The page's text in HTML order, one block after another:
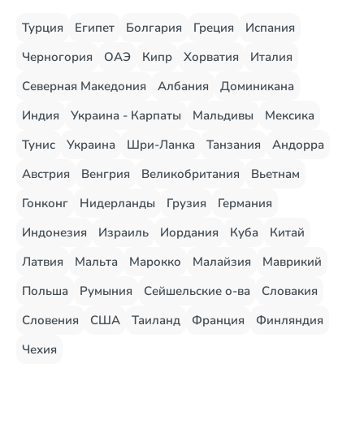
Турция Египет Болгария Греция
Испания
Черногория
ОАЭ Кипр Хорватия
Италия
Северная Македония
Албания
Доминикана
Индия
Украина - Карпаты Мальдивы
Мексика
Тунис
Украина Шри-Ланка Танзания
Андорра
Австрия
Венгрия Великобритания
Вьетнам
Гонконг
Нидерланды Грузия
Германия
Индонезия
Израиль Иордания Куба
Китай
Латвия
Мальта Марокко Малайзия
Маврикий
Польша
Румыния Сейшельские о-ва
Словакия
Словения
США Таиланд Франция
Финляндия
Чехия